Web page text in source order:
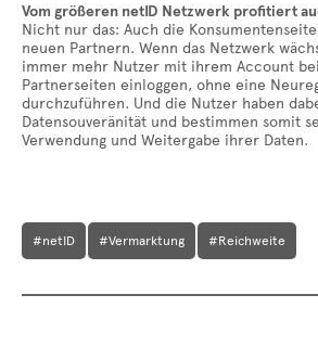
Vom größeren netID Netzwerk profitiert
Nicht nur das: Auch die
neuen Partnern. Wenn das Netzwerk
immer mehr Nutzer mit ihrem Account
Partnerseiten einloggen, ohne eine
durchzuführen. Und die Nutzer haben
Datensouveränität und bestimmen somit
Verwendung und Weitergabe ihrer Daten.
#netID #Vermarktung #Reichweite